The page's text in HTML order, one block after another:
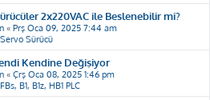
2x220VAC ile Beslenebilir mi?
« Prş Oca 09, 2025 7:44 am
Servo Sürücü
Kendine Değişiyor
« Çrş Oca 08, 2025 1:46 pm
FBs, B1, B1z, HB1 PLC